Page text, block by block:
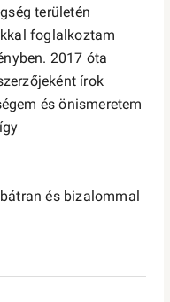
területén
foglalkoztam
2017 óta
írok
és önismeretem
és bizalommal